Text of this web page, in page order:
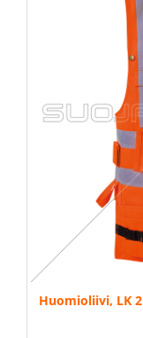
Huomioliivi, LK 2